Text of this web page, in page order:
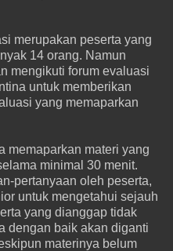
merupakan peserta yang
14 orang. Namun
mengikuti forum evaluasi
untuk memberikan
yang memaparkan
memaparkan materi yang
minimal 30 menit.
pertanyaan oleh peserta,
untuk mengetahui sejauh
yang dianggap tidak
dengan baik akan diganti
materinya belum